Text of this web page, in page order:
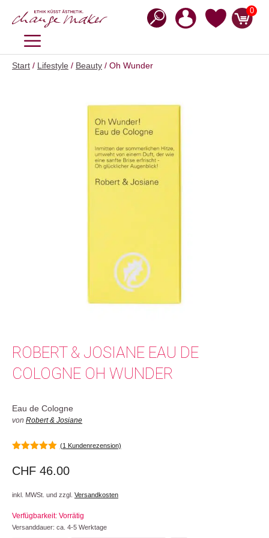
Inhalt
0
MENÜ
Start / Lifestyle / Beauty / Oh Wunder
ROBERT & JOSIANE EAU DE
COLOGNE OH WUNDER
Eau de Cologne
von Robert & Josiane
(1 Kundenrezension)
CHF 46.00
inkl. MWSt. und zzgl. Versandkosten
Verfügbarkeit: Vorrätig
Versanddauer: ca. 4-5 Werktage